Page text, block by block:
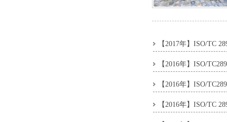
【2017年】ISO/TC
【2016年】ISO/
【2016年】ISO/
【2016年】ISO/TC